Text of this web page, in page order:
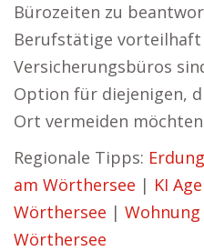
Bürozeiten zu
Berufstätige
Versicherungsbüros
Option für diejenigen,
Ort vermeiden
Regionale Tipps:
am Wörthersee | KI
Wörthersee |
Wörthersee